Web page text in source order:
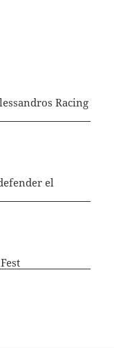
Racing
el